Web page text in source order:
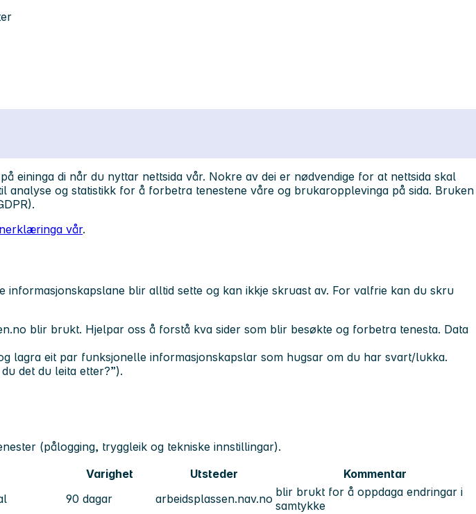
di når du nyttar nettsida vår. Nokre av dei er nødvendige for at nettsida skal
og statistikk for å forbetra tenestene våre og brukaropplevinga på sida. Bruken
vår.
blir alltid sette og kan ikkje skruast av. For valfrie kan du skru
blir brukt. Hjelpar oss å forstå kva sider som blir besøkte og forbetra tenesta. Data
lagra eit par funksjonelle informasjonskapslar som hugsar om du har svart/lukka.
det du leita etter?”).
(pålogging, tryggleik og tekniske innstillingar).
Varighet Utsteder
Kommentar
90 dagar arbeidsplassen.nav.no blir brukt for å oppdaga endringar i
samtykke